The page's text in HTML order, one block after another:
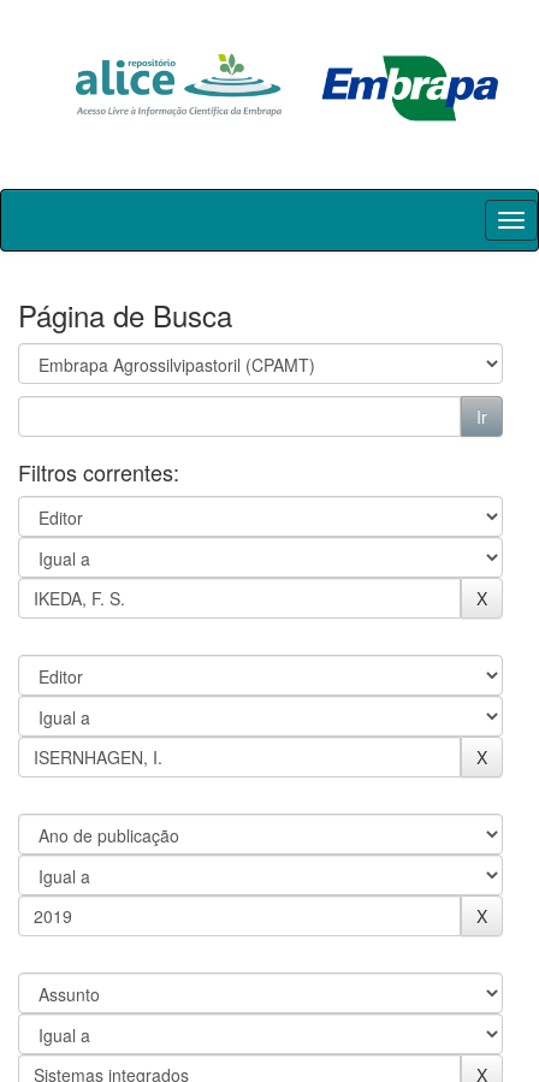
Skip
Página de Busca
Filtros correntes: